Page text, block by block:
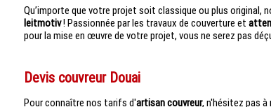
Qu’importe que votre projet soit classique ou plus original,
leitmotiv! Passionnée par les travaux de couverture et
pour la mise en œuvre de votre projet, vous ne serez pas
Devis couvreur Douai
Pour connaître nos tarifs d'artisan couvreur, n'hésitez pas